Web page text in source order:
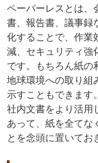
ペーパーレスとは、
書、報告書、議事録
化することで、作業
減、セキュリティ強
です。もちろん紙の
地球環境への取り組
示すこともできます。
社内文書をより活用
あって、紙を全てな
とを念頭に置いてお